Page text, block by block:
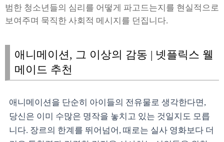
범한 청소년들의 심리를 어떻게 파고드는지를 현실적으로
보여주며 묵직한 사회적 메시지를 던집니다.
애니메이션, 그 이상의 감동 | 넷플릭스 웰
메이드 추천
애니메이션을 단순히 아이들의 전유물로 생각한다면,
당신은 이미 수많은 명작을 놓치고 있는 것일지도 모릅
니다. 장르의 한계를 뛰어넘어, 때로는 실사 영화보다 더